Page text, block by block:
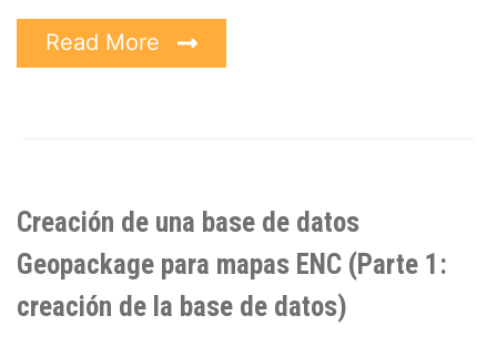
Read More
Creación de una base de datos
Geopackage para mapas ENC (Parte 1:
creación de la base de datos)